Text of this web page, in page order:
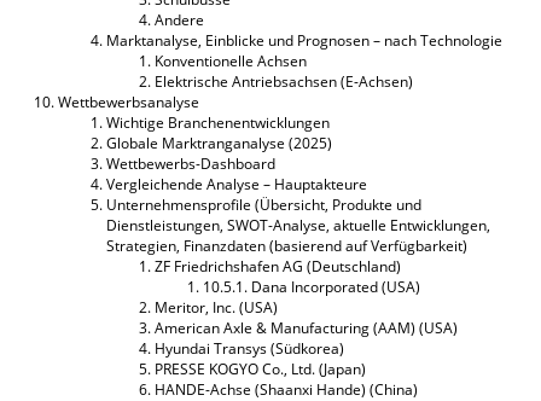
Andere
Marktanalyse, Einblicke und Prognosen – nach Technologie
Konventionelle Achsen
Elektrische Antriebsachsen (E-Achsen)
Wettbewerbsanalyse
Wichtige Branchenentwicklungen
Globale Marktranganalyse (2025)
Wettbewerbs-Dashboard
Vergleichende Analyse – Hauptakteure
Unternehmensprofile (Übersicht, Produkte und
Dienstleistungen, SWOT-Analyse, aktuelle Entwicklungen,
Strategien, Finanzdaten (basierend auf Verfügbarkeit)
ZF Friedrichshafen AG (Deutschland)
10.5.1. Dana Incorporated (USA)
Meritor, Inc. (USA)
American Axle & Manufacturing (AAM) (USA)
Hyundai Transys (Südkorea)
PRESSE KOGYO Co., Ltd. (Japan)
HANDE-Achse (Shaanxi Hande) (China)